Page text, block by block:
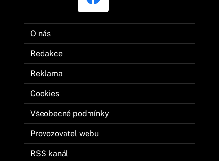
O nás
Redakce
Reklama
Cookies
Všeobecné podmínky
Provozovatel webu
RSS kanál